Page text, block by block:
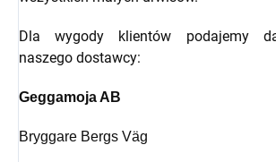
Dla wygody klientów podajemy
naszego dostawcy:
Geggamoja AB
Bryggare Bergs Väg